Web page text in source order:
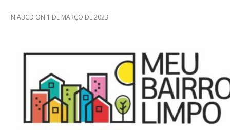
IN ABCD ON 1 DE MARÇO DE 2023